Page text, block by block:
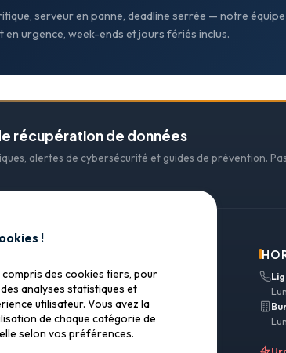
serveur en panne, deadline serrée — notre équipe
en urgence, week-ends et jours fériés inclus.
récupération de données
alertes de cybersécurité et guides de prévention.
SOS Data Recovery
Lagerhausstrasse 25
3232 Ins (Anet)
!
des cookies tiers, pour
analyses statistiques et
utilisateur. Vous avez la
de chaque catégorie de
selon vos préférences.